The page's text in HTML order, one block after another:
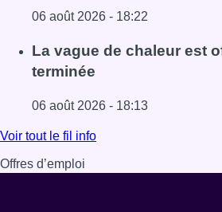
06 août 2026 - 18:22
Lire l'article À Bruxelles, le
La vague de chaleur est
terminée
06 août 2026 - 18:13
Lire l'article La vague de chaleur
Voir tout le fil info
Offres d’emploi